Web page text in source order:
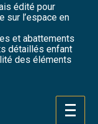
édité pour
sur l’espace en
et abattements
détaillés enfant
des éléments
d’accompagner
transition.